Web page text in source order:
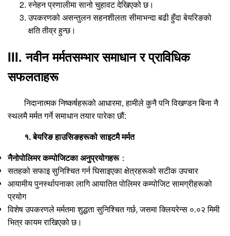
स्नेहन प्रणालीमा सानो चुहावट देखिएको छ।
उपकरणको असन्तुलन सहनशीलता सीमाभन्दा बढी हुँदा बेयरिङको
क्षति तीव्र हुन्छ।
III. नवीन मर्मतसम्भार समाधान र प्राविधिक
सफलताहरू
निदानात्मक निष्कर्षहरूको आधारमा, हामीले कुनै पनि विखण्डन बिना नै
स्थलमै मर्मत गर्ने समाधान तयार पारेका छौं:
१. बेयरिङ हाउसिङहरूको साइटमै मर्मत
नैनोपोलिमर कम्पोजिटका अनुप्रयोगहरू：
सतहको सफाइ सुनिश्चित गर्न घिसाइएका क्षेत्रहरूको सटीक उपचार
आयामीय पुनर्स्थापनाका लागि आयातित पोलिमर कम्पोजिट सामग्रीहरूको
प्रयोग
विशेष उपकरणले मर्मतमा शुद्धता सुनिश्चित गर्छ, जसमा क्लियरेन्स ०.०२ मिमी
भित्र कायम राखिएको छ।